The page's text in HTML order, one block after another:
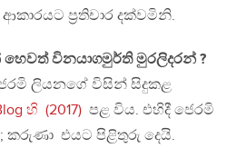
ප්‍රතිචාර දක්වමිනි.
විනයාගමුර්ති මුරලිදරන් ?
ලියනගේ විසින් සිදුකළ
හි (2017) පළ විය. එහිදී ජෙරමි
කරුණා එයට පිළිතුරු දෙයි.